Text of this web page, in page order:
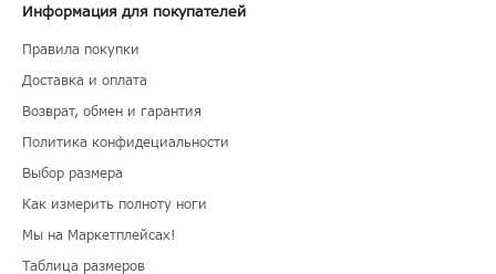
Информация для покупателей
Правила покупки
Доставка и оплата
Возврат, обмен и гарантия
Политика конфидециальности
Выбор размера
Как измерить полноту ноги
Мы на Маркетплейсах!
Таблица размеров